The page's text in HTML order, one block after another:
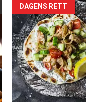
Forsiden
akkurat
nå
-
6
DAGENS RETT